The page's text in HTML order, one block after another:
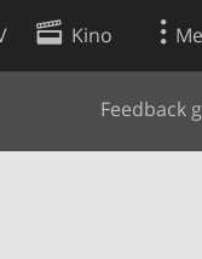
Kino
Feedback